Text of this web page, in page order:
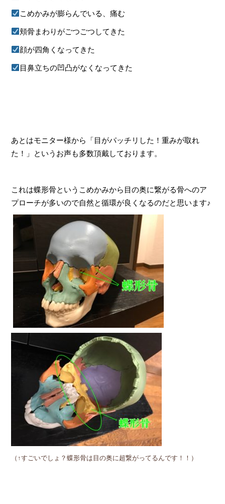
こめかみが膨らんでいる、痛む
頬骨まわりがごつごつしてきた
顔が四角くなってきた
目鼻立ちの凹凸がなくなってきた
あとはモニター様から「目がパッチリした！重みが取れ
た！」というお声も多数頂戴しております。
これは蝶形骨というこめかみから目の奥に繋がる骨へのア
プローチが多いので自然と循環が良くなるのだと思います♪
（↑すごいでしょ？蝶形骨は目の奥に超繋がってるんです！！）